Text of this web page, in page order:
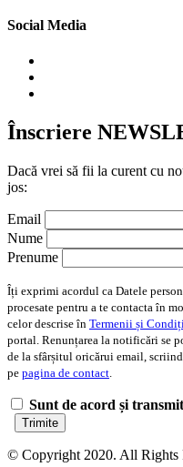
Social Media
Înscriere
Dacă vrei să fii la curent cu
jos:
Email
Nume
Prenume
Îți exprimi acordul ca Datele
procesate pentru a te contacta în
celor descrise în Termenii și
portal. Renunțarea la notificări se
de la sfârșitul oricărui email,
pe pagina de contact
Sunt de acord și
© Copyright 2020. All Rights